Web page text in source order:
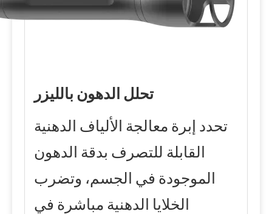
تحلل الدهون بالليزر
تحدد إبرة معالجة الألياف الدهنية
القابلة للتصرف بدقة الدهون
الموجودة في الجسم، وتضرب
الخلايا الدهنية مباشرة في